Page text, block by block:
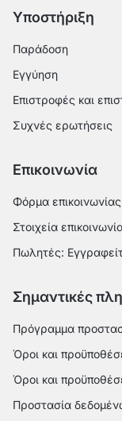
Υποστήριξη
Παράδοση
Εγγύηση
Επιστροφές και
Συχνές ερωτήσεις
Επικοινωνία
Φόρμα επικοινωνίας
Στοιχεία
Πωλητές:
Σημαντικές
Πρόγραμμα
Όροι και
Όροι και
Προστασία